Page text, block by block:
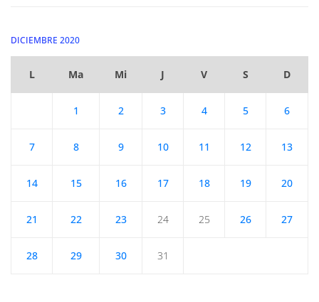
DICIEMBRE 2020
L Ma Mi J V S D
1 2 3 4 5 6
7 8 9 10 11 12 13
14 15 16 17 18 19 20
21 22 23 24 25 26 27
28 29 30 31